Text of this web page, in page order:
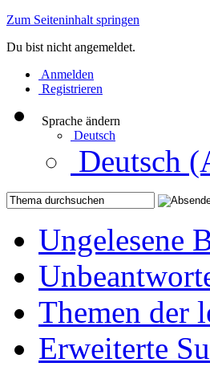
Zum Seiteninhalt springen
Du bist nicht angemeldet.
Anmelden
Registrieren
Sprache ändern
Deutsch
Deutsch
Ungelesene
Themen der
Erweiterte